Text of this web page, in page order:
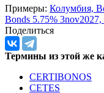
4. Срок обращения
срок обращения
составляет не менее 3-х
Примеры: Колумбия,
Bonds 5.75% 3nov2027,
Поделиться